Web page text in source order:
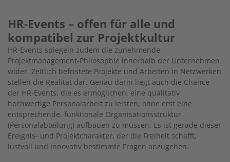
HR-Events – offen für alle und
kompatibel zur Projektkultur
HR-Events spiegeln zudem die zunehmende
Projektmanagement-Philosophie innerhalb der Unternehmen
wider. Zeitlich befristete Projekte und Arbeiten in Netzwerken
stellen die Realität dar. Genau darin liegt auch die Chance
der HR-Events, die es ermöglichen, eine qualitativ
hochwertige Personalarbeit zu leisten, ohne erst eine
entsprechende, funktionale Organisationsstruktur
(Personalabteilung) aufbauen zu müssen. Es ist gerade dieser
Ereignis- und Projektcharakter, der die Freiheit schafft,
lustvoll und innovativ bestimmte Fragen anzugehen.